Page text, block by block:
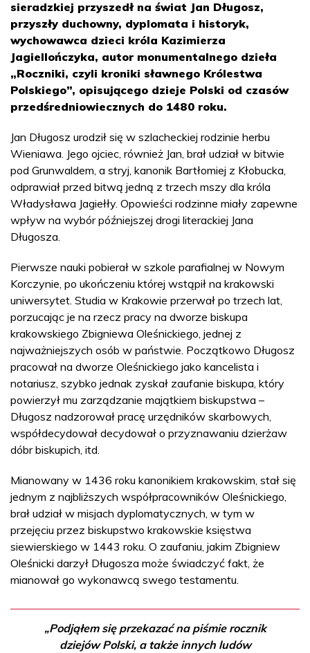
sieradzkiej przyszedł na świat Jan Długosz,
przyszły duchowny, dyplomata i historyk,
wychowawca dzieci króla Kazimierza
Jagiellończyka, autor monumentalnego dzieła
„Roczniki, czyli kroniki sławnego Królestwa
Polskiego”, opisującego dzieje Polski od czasów
przedśredniowiecznych do 1480 roku.
Jan Długosz urodził się w szlacheckiej rodzinie herbu
Wieniawa. Jego ojciec, również Jan, brał udział w bitwie
pod Grunwaldem, a stryj, kanonik Bartłomiej z Kłobucka,
odprawiał przed bitwą jedną z trzech mszy dla króla
Władysława Jagiełły. Opowieści rodzinne miały zapewne
wpływ na wybór późniejszej drogi literackiej Jana
Długosza.
Pierwsze nauki pobierał w szkole parafialnej w Nowym
Korczynie, po ukończeniu której wstąpił na krakowski
uniwersytet. Studia w Krakowie przerwał po trzech lat,
porzucając je na rzecz pracy na dworze biskupa
krakowskiego Zbigniewa Oleśnickiego, jednej z
najważniejszych osób w państwie. Początkowo Długosz
pracował na dworze Oleśnickiego jako kancelista i
notariusz, szybko jednak zyskał zaufanie biskupa, który
powierzył mu zarządzanie majątkiem biskupstwa –
Długosz nadzorował pracę urzędników skarbowych,
współdecydował decydował o przyznawaniu dzierżaw
dóbr biskupich, itd.
Mianowany w 1436 roku kanonikiem krakowskim, stał się
jednym z najbliższych współpracowników Oleśnickiego,
brał udział w misjach dyplomatycznych, w tym w
przejęciu przez biskupstwo krakowskie księstwa
siewierskiego w 1443 roku. O zaufaniu, jakim Zbigniew
Oleśnicki darzył Długosza może świadczyć fakt, że
mianował go wykonawcą swego testamentu.
„Podjąłem się przekazać na piśmie rocznik
dziejów Polski, a także innych ludów